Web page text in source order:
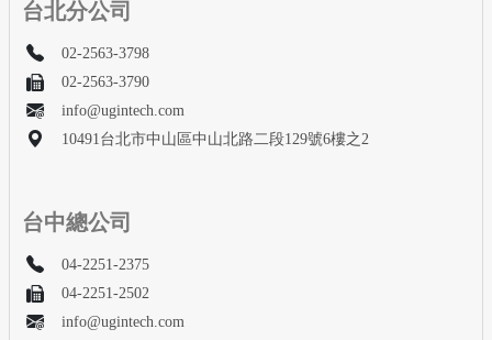
台北分公司
02-2563-3798
02-2563-3790
info@ugintech.com
10491台北市中山區中山北路二段129號6樓之2
台中總公司
04-2251-2375
04-2251-2502
info@ugintech.com